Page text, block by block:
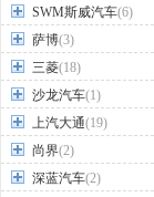
SWM斯威汽车(6)
萨博(3)
三菱(18)
沙龙汽车(1)
上汽大通(19)
尚界(2)
深蓝汽车(2)